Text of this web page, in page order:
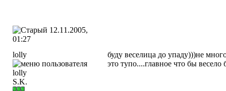
12.11.2005,
01:27
lolly
S.K.
буду веселица до упаду)))не
это тупо....главное что бы